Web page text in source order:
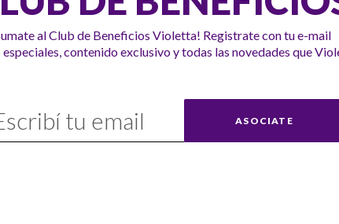
al Club de Beneficios Violetta! Registrate con tu e-mail
contenido exclusivo y todas las novedades que
ASOCIATE